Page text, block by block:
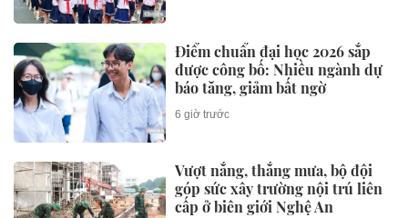
Điểm chuẩn đại học 2026 sắp
được công bố: Nhiều ngành dự
báo tăng, giảm bất ngờ
6 giờ trước
Vượt nắng, thắng mưa, bộ đội
góp sức xây trường nội trú liên
cấp ở biên giới Nghệ An